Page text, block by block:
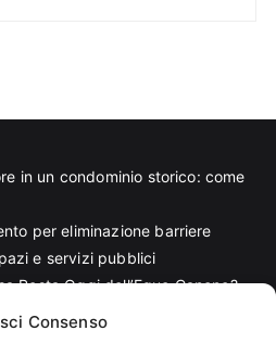
Consenso
in un condominio storico: come
per eliminazione barriere
e servizi pubblici
Resta Oggi dell’Equo Canone?
Analisi Tecnica per Progettisti e